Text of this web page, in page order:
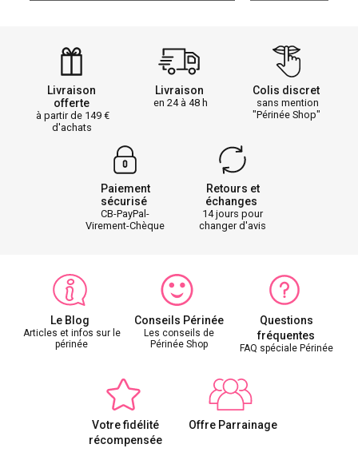
Livraison
offerte
à partir de 149
d'achats
Livraison
en 24 à 48 h
Colis discret
sans mention
"Périnée Shop"
Paiement
sécurisé
CB-PayPal-
Virement-Chèque
Retours et
échanges
14 jours pour
changer d'avis
Le Blog
Articles et infos sur le
périnée
Conseils Périnée
Les conseils de
Périnée Shop
Questions
fréquentes
FAQ spéciale Périnée
Votre fidélité
récompensée
Offre Parrainage